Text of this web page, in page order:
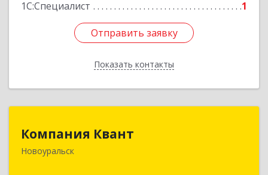
1С:Специалист 1
Отправить заявку
Показать контакты
Отправить заявку
Назад
Компания Квант
Новоуральск624130, Свердловская обл, Новоуральск г,